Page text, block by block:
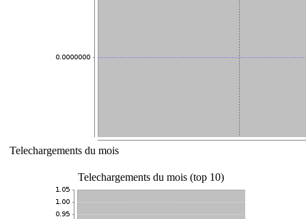
Telechargements du mois
Telechargements du mois (top 10)